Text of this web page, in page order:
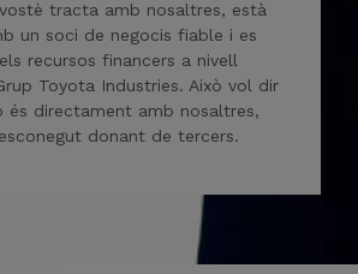
tracta amb nosaltres, està
un soci de negocis fiable i es
recursos financers a nivell
Toyota Industries. Això vol dir
és directament amb nosaltres,
donant de tercers.